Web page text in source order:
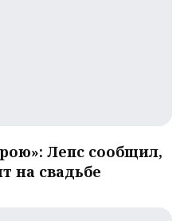
Лепс сообщил,
на свадьбе